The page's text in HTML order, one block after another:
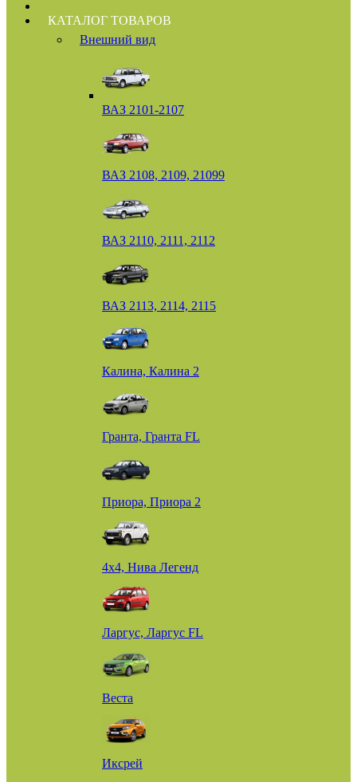
КАТАЛОГ ТОВАРОВ
Внешний вид
ВАЗ 2101-2107
ВАЗ 2108, 2109, 21099
ВАЗ 2110, 2111, 2112
ВАЗ 2113, 2114, 2115
Калина, Калина 2
Гранта, Гранта FL
Приора, Приора 2
4х4, Нива Легенд
Ларгус, Ларгус FL
Веста
Иксрей